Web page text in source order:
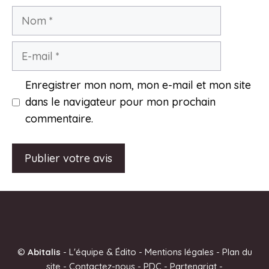
Nom
Enregistrer mon nom, mon e-mail et mon site
dans le navigateur pour mon prochain
commentaire.
© Abitalis - L'équipe & Édito - Mentions légales- Plan du
site - Contactez-nous - PDC - Partenariat -